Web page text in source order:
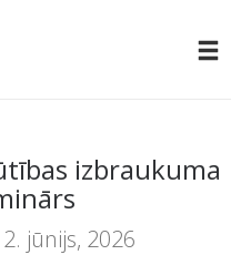
izbraukuma
jūnijs, 2026